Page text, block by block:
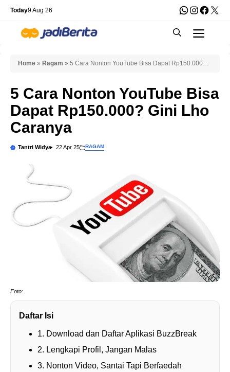
Skip
content
Today9 Aug 26 WhatsApp
X
Home » Ragam » 5 Cara Nonton YouTube Bisa Dapat Rp150.000?
5 Cara Nonton YouTube Bisa
Dapat Rp150.000? Gini Lho
Caranya
Tantri Widya 22 Apr 25 RAGAM
Foto:
Daftar Isi
1. Download dan Daftar Aplikasi BuzzBreak
2. Lengkapi Profil, Jangan Malas
3. Nonton Video, Santai Tapi Berfaedah